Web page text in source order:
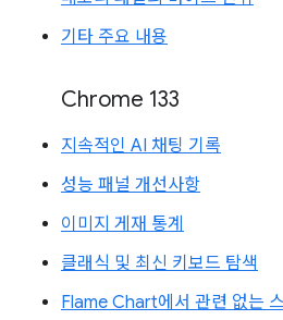
기타 주요 내용
Chrome 133
지속적인 AI 채팅 기록
성능 패널 개선사항
이미지 게재 통계
클래식 및 최신 키보드 탐색
Flame Chart에서 관련 없는